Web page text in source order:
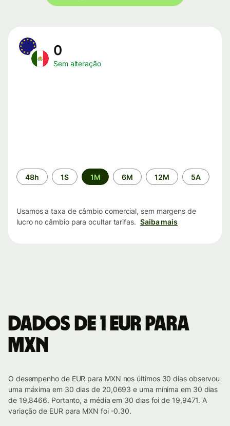
0
Sem alteração
Período
de
48h 1S 1M 6M 12M 5A
Usamos a taxa de câmbio comercial, sem margens de
lucro no câmbio para ocultar tarifas. Saiba mais
Dados de 1 EUR para
MXN
O desempenho de EUR para MXN nos últimos 30 dias observou
uma máxima em 30 dias de 20,0693 e uma mínima em 30 dias
de 19,8466. Portanto, a média em 30 dias foi de 19,9471. A
variação de EUR para MXN foi -0.30.